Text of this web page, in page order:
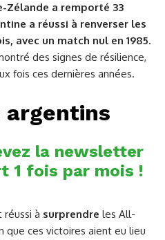
Zélande a remporté 33
a réussi à renverser les
avec un match nul en 1985.
des signes de résilience,
fois ces dernières années.
argentins
la newsletter
1 fois par mois !
réussi à surprendre les All-
que ces victoires aient eu lieu